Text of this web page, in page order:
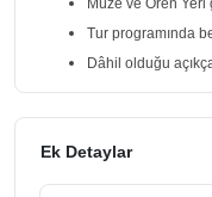
Müze ve Ören Yeri
Tur programında
Dâhil olduğu
Ek Detaylar